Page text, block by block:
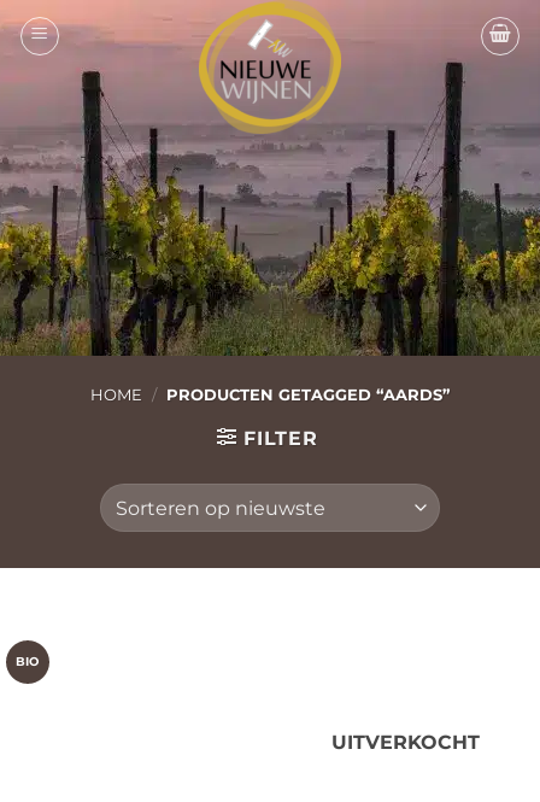
naar
HOME / PRODUCTEN GETAGGED “AARDS”
FILTER
BIO
UITVERKOCHT